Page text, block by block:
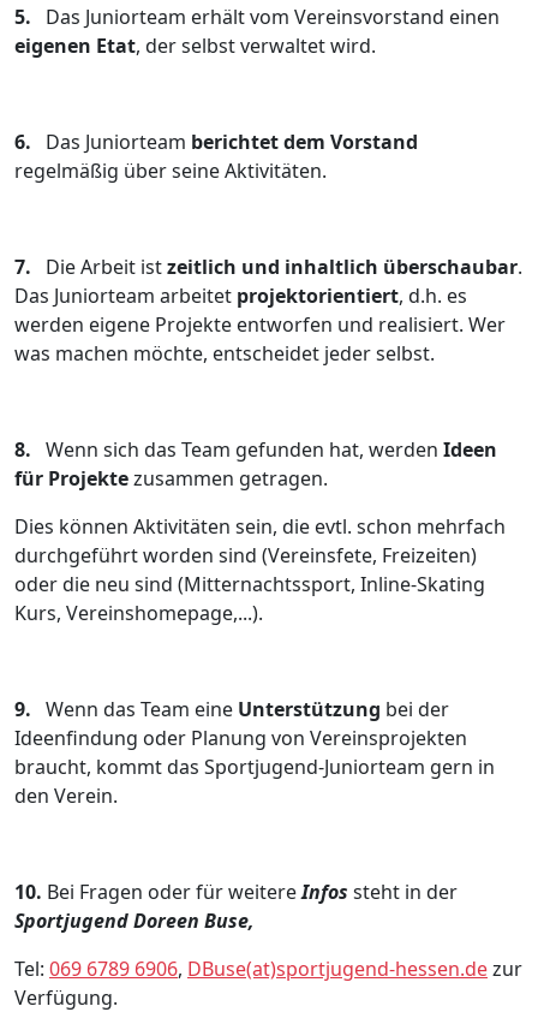
5. Das Juniorteam erhält vom Vereinsvorstand einen
eigenen Etat, der selbst verwaltet wird.
6. Das Juniorteam berichtet dem Vorstand
regelmäßig über seine Aktivitäten.
7. Die Arbeit istzeitlich und inhaltlich überschaubar.
Das Juniorteam arbeitet projektorientiert, d.h. es
werden eigene Projekte entworfen und realisiert. Wer
was machen möchte, entscheidet jeder selbst.
8. Wenn sich das Team gefunden hat, werden Ideen
für Projektezusammen getragen.
Dies können Aktivitäten sein, die evtl. schon mehrfach
durchgeführt worden sind (Vereinsfete, Freizeiten)
oder die neu sind (Mitternachtssport, Inline-Skating
Kurs, Vereinshomepage,...).
9. Wenn das Team eine Unterstützung bei der
Ideenfindung oder Planung von Vereinsprojekten
braucht, kommt das Sportjugend-Juniorteam gern in
den Verein.
10. Bei Fragen oder für weitereInfos steht in der
Sportjugend Doreen Buse,
Tel: 069 6789 6906, DBuse(at)sportjugend-hessen.dezur
Verfügung.